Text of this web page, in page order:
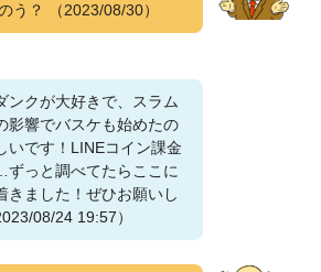
う？
（2023/08/30）
ンクが大好きで、スラム
影響でバスケも始めたの
いです！LINEコイン課金
ずっと調べてたらここに
きました！ぜひお願いし
08/24 19:57）